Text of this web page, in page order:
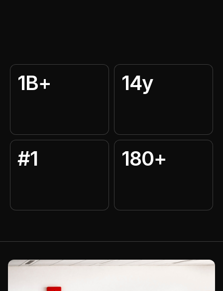
1B+
운로드 수
14y
#1 180+